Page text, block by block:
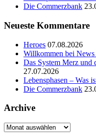
Die Commerzbank
Neueste Kommentare
Heroes 07.08.2026
Willkommen bei News
Das System Merz und
27.07.2026
Lebensphasen – Was
Die Commerzbank
Archive
Archive